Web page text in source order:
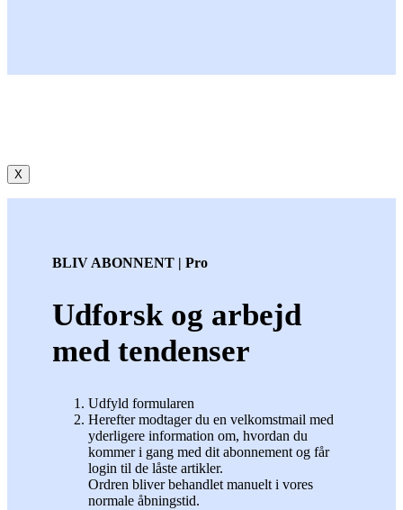
X
BLIV ABONNENT | Pro
Udforsk og arbejd
med tendenser
Udfyld formularen
Herefter modtager du en velkomstmail med
yderligere information om, hvordan du
kommer i gang med dit abonnement og får
login til de låste artikler.
Ordren bliver behandlet manuelt i vores
normale åbningstid.